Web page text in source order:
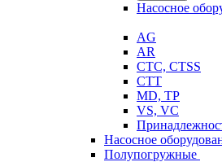
Насосное
AG
AR
CTC, CTSS
CTT
MD, TP
VS, VC
Насосное
Полупогружные